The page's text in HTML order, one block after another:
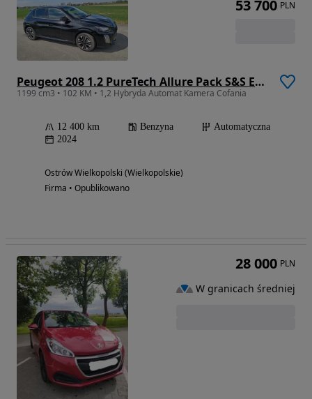
Peugeot 208 1.2 PureTech Allure Pack S&S EAT8
1199 cm3 • 102 KM • 1,2 Hybryda Automat Kamera Cofania
12 400 km Benzyna
Automatyczna
2024
Ostrów Wielkopolski (Wielkopolskie)
Firma • Opublikowano
53 700 PLN
28 000 PLN
W granicach średniej